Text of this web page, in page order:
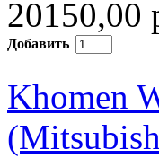
20150,00
Добавить
Khomen